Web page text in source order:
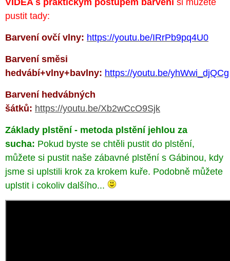
VIDEA s praktickým postupem barvení si můžete
pustit tady:
Barvení ovčí vlny: https://youtu.be/IRrPb9pq4U0
Barvení směsi
hedvábí+vlny+bavlny: https://youtu.be/yhWwi_djQCg
Barvení hedvábných
šátků: https://youtu.be/Xb2wCcO9Sjk
Základy plstění - metoda plstění jehlou za
sucha: Pokud byste se chtěli pustit do plstění,
můžete si pustit naše zábavné plstění s Gábinou, kdy
jsme si uplstili krok za krokem kuře. Podobně můžete
uplstit i cokoliv dalšího...